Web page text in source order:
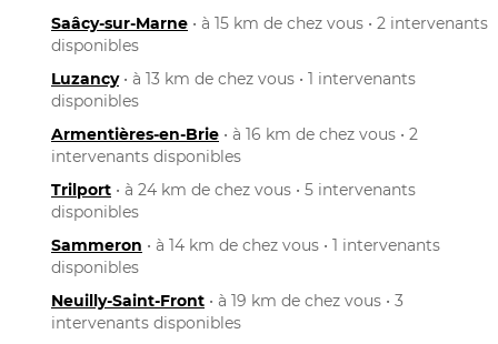
Saâcy-sur-Marne • à 15 km de chez vous • 2 intervenants
disponibles
Luzancy• à 13 km de chez vous • 1 intervenants
disponibles
Armentières-en-Brie • à 16 km de chez vous • 2
intervenants disponibles
Trilport • à 24 km de chez vous • 5 intervenants
disponibles
Sammeron • à 14 km de chez vous • 1 intervenants
disponibles
Neuilly-Saint-Front • à 19 km de chez vous • 3
intervenants disponibles